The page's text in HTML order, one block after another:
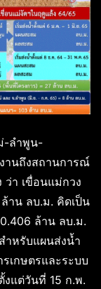
-ลำพูน-
านถึงสถานการณ์
า เขื่อนแม่กวง
าน ลบ.ม. คิดเป็น
ล้าน ลบ.ม.
ำหรับแผนส่งน้ำ
เกษตรและระบบ
งแต่วันที่ 15 ก.พ.